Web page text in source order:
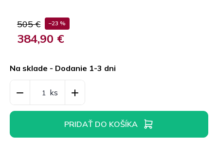
505 € –23 %
384,90 €
cena:
Na sklade - Dodanie 1-3 dni
PRIDAŤ DO KOŠÍKA